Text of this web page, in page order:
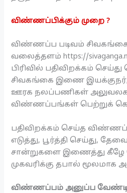
விண்ணப்பிக்கும் முறை ?
விண்ணப்ப படிவம்
வலைத்தளம் https://
பிரிவில் பதிவிறக்கம்
சிவகங்கை இணை இயக்குநர்,
ஊரக நலப்பணிகள்
விண்ணப்பங்கள் பெற்றுக்
பதிவிறக்கம் செய்த
எடுத்து, பூர்த்தி செய்து,
சான்றுகளை இணைத்து கீழே
முகவரிக்கு தபால் மூலமாக
விண்ணப்பம் அனுப்ப